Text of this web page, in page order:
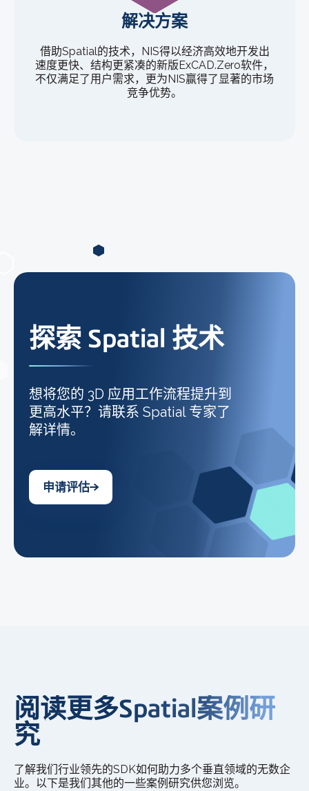
解决方案
借助Spatial的技术，NIS得以经济高效地开发出
速度更快、结构更紧凑的新版ExCAD.Zero软件，
不仅满足了用户需求，更为NIS赢得了显著的市场
竞争优势。
探索 Spatial 技术
想将您的 3D 应用工作流程提升到
更高水平？请联系 Spatial 专家了
解详情。
申请评估
阅读更多Spatial案例研
究
了解我们行业领先的SDK如何助力多个垂直领域的无数企
业。以下是我们其他的一些案例研究供您浏览。